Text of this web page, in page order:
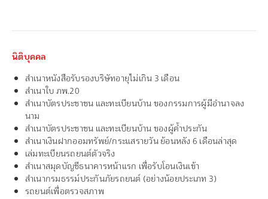
นิติบุคคล
สำเนาหนังสือรับรองบริษัทอายุไม่เกิน 3 เดือน
สำเนาใบ ภพ.20
สำเนาบัตรประชาชน และทะเบียนบ้าน ของกรรมการผู้มีอำนาจลง
นาม
สำเนาบัตรประชาชน และทะเบียนบ้าน ของผู้ค้ำประกัน
สำเนาเงินฝากออมทรัพย์/กระแสรายวัน ย้อนหลัง 6 เดือนล่าสุด
เล่มทะเบียนรถยนต์ตัวจริง
สำเนาสมุดบัญชีธนาคารหน้าแรก เพื่อรับโอนเงินเข้า
สำเนากรมธรรม์ประกันภัยรถยนต์ (อย่างน้อยประเภท 3)
รถยนต์เพื่อตรวจสภาพ